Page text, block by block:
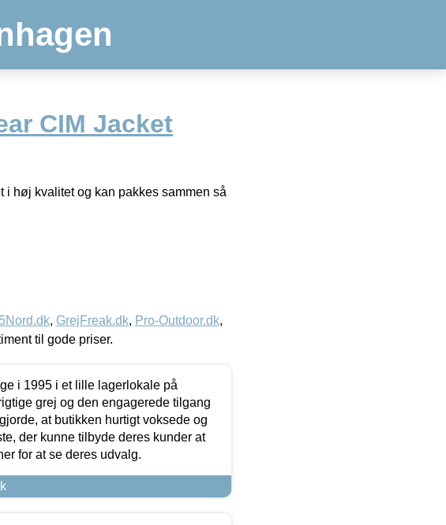
CIM Jacket
høj kvalitet og kan pakkes sammen så
, GrejFreak.dk, Pro-Outdoor.dk,
til gode priser.
i 1995 i et lille lagerlokale på
grej og den engagerede tilgang
at butikken hurtigt voksede og
der kunne tilbyde deres kunder at
for at se deres udvalg.